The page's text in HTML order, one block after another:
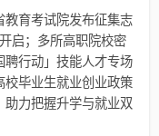
教育考试院发布征集志
启；多所高职院校密
聘行动」技能人才专场
校毕业生就业创业政策
助力把握升学与就业双